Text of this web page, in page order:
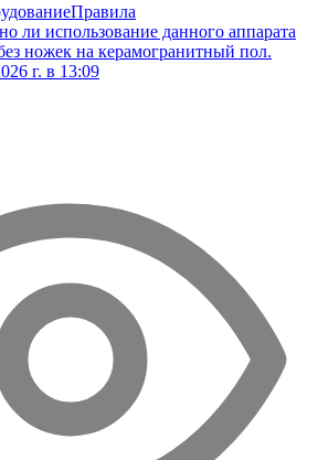
Правила
ли использование данного аппарата
ножек на керамогранитный пол.
г. в 13:09